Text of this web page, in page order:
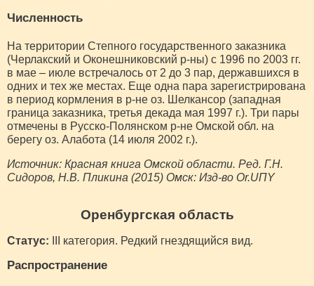
Численность
На территории Степного государственного заказника
(Черлакский и Оконешниковский р-ны) с 1996 по 2003 гг.
в мае – июле встречалось от 2 до 3 пар, державшихся в
одних и тех же местах. Еще одна пара зарегистрирована
в период кормления в р-не оз. Шелкансор (западная
граница заказника, третья декада мая 1997 г.). Три пары
отмечены в Русско-Полянском р-не Омской обл. на
берегу оз. Алабота (14 июля 2002 г.).
Источник: Красная книга Омской области. Ред. Г.Н.
Сидоров, Н.В. Пликина (2015) Омск: Изд-во Or.UПY
Оренбургская область
Статус: III категория. Редкий гнездящийся вид.
Распространение